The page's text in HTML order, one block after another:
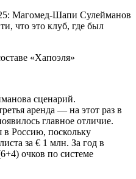
«Хапоэля»
сценарий.
аренда — на этот раз в
главное отличие.
в Россию, поскольку
за € 1 млн. За год в
очков по системе